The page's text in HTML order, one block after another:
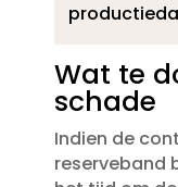
Wat te
schade
Indien de
reserveband